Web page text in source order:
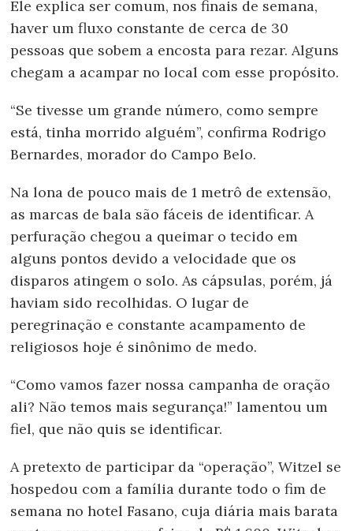
Ele explica ser comum, nos finais de semana,
haver um fluxo constante de cerca de 30
pessoas que sobem a encosta para rezar. Alguns
chegam a acampar no local com esse propósito.
“Se tivesse um grande número, como sempre
está, tinha morrido alguém”, confirma Rodrigo
Bernardes, morador do Campo Belo.
Na lona de pouco mais de 1 metrô de extensão,
as marcas de bala são fáceis de identificar. A
perfuração chegou a queimar o tecido em
alguns pontos devido a velocidade que os
disparos atingem o solo. As cápsulas, porém, já
haviam sido recolhidas. O lugar de
peregrinação e constante acampamento de
religiosos hoje é sinônimo de medo.
“Como vamos fazer nossa campanha de oração
ali? Não temos mais segurança!” lamentou um
fiel, que não quis se identificar.
A pretexto de participar da “operação”, Witzel se
hospedou com a família durante todo o fim de
semana no hotel Fasano, cuja diária mais barata